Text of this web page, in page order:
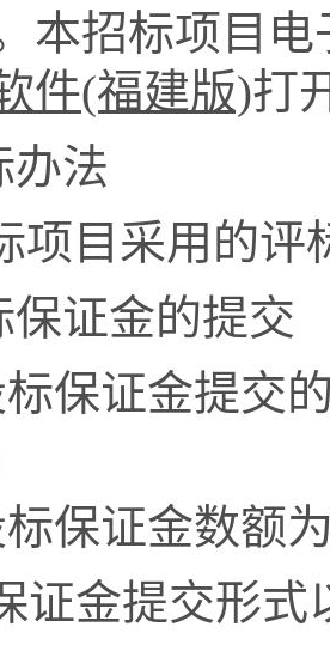
本招标项目
件(福建版)打
办法
项目采用的评
保证金的提交
标保证金提交
标保证金数额
证金提交形式